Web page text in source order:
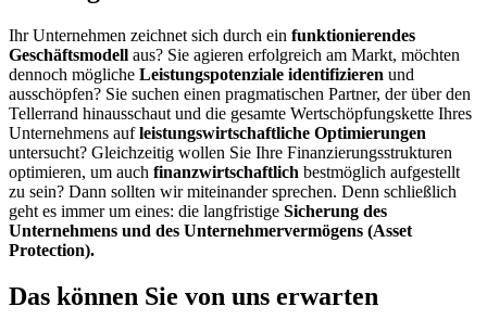
Ihr Unternehmen zeichnet sich durch ein funktionierendes
Geschäftsmodell aus? Sie agieren erfolgreich am Markt, möchten
dennoch mögliche Leistungspotenziale identifizieren und
ausschöpfen? Sie suchen einen pragmatischen Partner, der über den
Tellerrand hinausschaut und die gesamte Wertschöpfungskette Ihres
Unternehmens aufleistungswirtschaftliche Optimierungen
untersucht? Gleichzeitig wollen Sie Ihre Finanzierungsstrukturen
optimieren, um auch finanzwirtschaftlich bestmöglich aufgestellt
zu sein? Dann sollten wir miteinander sprechen. Denn schließlich
geht es immer um eines: die langfristige Sicherung des
Unternehmens und des Unternehmervermögens (Asset
Protection).
Das können Sie von uns erwarten